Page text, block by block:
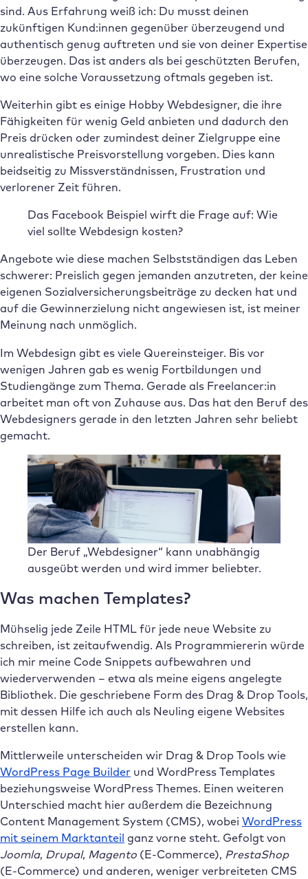
sind. Aus Erfahrung weiß ich: Du musst deinen
zukünftigen Kund:innen gegenüber überzeugend und
authentisch genug auftreten und sie von deiner Expertise
überzeugen. Das ist anders als bei geschützten Berufen,
wo eine solche Voraussetzung oftmals gegeben ist.
Weiterhin gibt es einige Hobby Webdesigner, die ihre
Fähigkeiten für wenig Geld anbieten und dadurch den
Preis drücken oder zumindest deiner Zielgruppe eine
unrealistische Preisvorstellung vorgeben. Dies kann
beidseitig zu Missverständnissen, Frustration und
verlorener Zeit führen.
Das Facebook Beispiel wirft die Frage auf: Wie
viel sollte Webdesign kosten?
Angebote wie diese machen Selbstständigen das Leben
schwerer: Preislich gegen jemanden anzutreten, der keine
eigenen Sozialversicherungsbeiträge zu decken hat und
auf die Gewinnerzielung nicht angewiesen ist, ist meiner
Meinung nach unmöglich.
Im Webdesign gibt es viele Quereinsteiger. Bis vor
wenigen Jahren gab es wenig Fortbildungen und
Studiengänge zum Thema. Gerade als Freelancer:in
arbeitet man oft von Zuhause aus. Das hat den Beruf des
Webdesigners gerade in den letzten Jahren sehr beliebt
gemacht.
Der Beruf „Webdesigner“ kann unabhängig
ausgeübt werden und wird immer beliebter.
Was machen Templates?
Mühselig jede Zeile HTML für jede neue Website zu
schreiben, ist zeitaufwendig. Als Programmiererin würde
ich mir meine Code Snippets aufbewahren und
wiederverwenden – etwa als meine eigens angelegte
Bibliothek. Die geschriebene Form des Drag & Drop Tools,
mit dessen Hilfe ich auch als Neuling eigene Websites
erstellen kann.
Mittlerweile unterscheiden wir Drag & Drop Tools wie
WordPress Page Builder und WordPress Templates
beziehungsweise WordPress Themes. Einen weiteren
Unterschied macht hier außerdem die Bezeichnung
Content Management System (CMS), wobei WordPress
mit seinem Marktanteil ganz vorne steht. Gefolgt von
Joomla, Drupal, Magento (E-Commerce), PrestaShop
(E-Commerce) und anderen, weniger verbreiteten CMS